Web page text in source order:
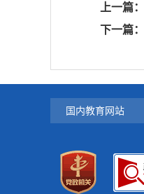
上一篇：
下一篇：
国内教育网站